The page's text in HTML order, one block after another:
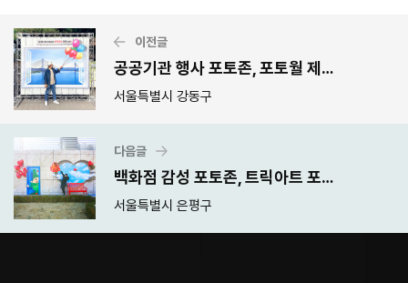
이전글
공공기관 행사 포토존, 포토월 제작 사례
서울특별시 강동구
다음글
백화점 감성 포토존, 트릭아트 포토존 제작
서울특별시 은평구